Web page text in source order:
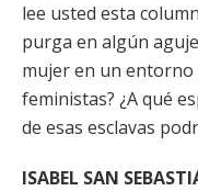
lee usted esta
purga en algún
mujer en un entorno
feministas? ¿A qué
de esas esclavas
ISABEL SAN